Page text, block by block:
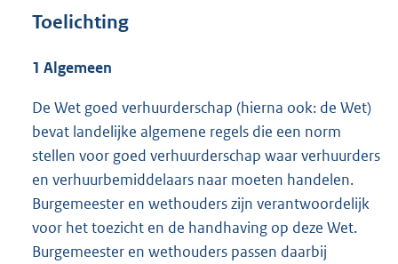
Toelichting
1 Algemeen
De Wet goed verhuurderschap (hierna ook: de Wet)
bevat landelijke algemene regels die een norm
stellen voor goed verhuurderschap waar verhuurders
en verhuurbemiddelaars naar moeten handelen.
Burgemeester en wethouders zijn verantwoordelijk
voor het toezicht en de handhaving op deze Wet.
Burgemeester en wethouders passen daarbij